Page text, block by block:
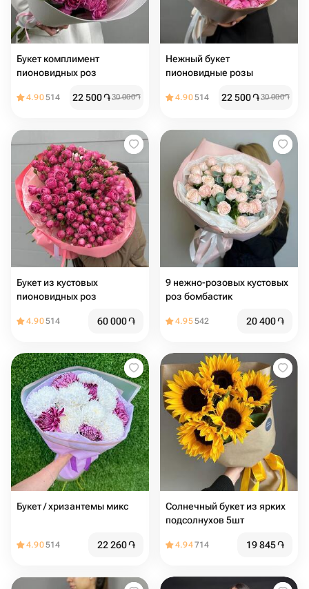
Букет комплимент
пионовидных роз
4.90514 22 500֏30 000֏
Нежный букет
пионовидные розы
4.90514 22 500֏30 000֏
Букет из кустовых
пионовидных роз
4.90514 60 000֏
9 нежно-розовых кустовых
роз бомбастик
4.95542 20 400֏
Букет / хризантемы микс
4.90514 22 260֏
Солнечный букет из ярких
подсолнухов 5шт
4.94714 19 845֏